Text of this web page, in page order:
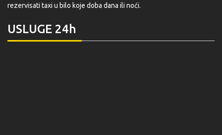
rezervisati taxi u bilo koje doba dana ili noći.
USLUGE 24h